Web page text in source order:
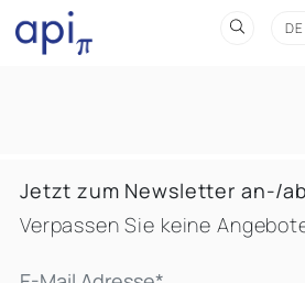
DE
Jetzt zum Newsletter an-/
Verpassen Sie keine